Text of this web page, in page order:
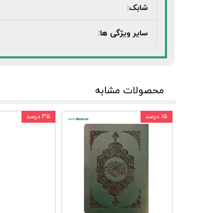
شابک:
سایر ویژگی ها:
محصولات مشابه
۱۵ درصد ۳۵ درصد